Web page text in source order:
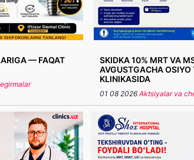
— FAQAT
SKIDKA 10% MRT VA
AVGUSTGACHA
KLINIKASIDA
01 08 2026 Aktsiyalar va